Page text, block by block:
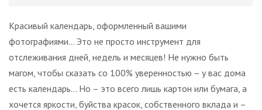
Красивый календарь, оформленный вашими
фотографиями… Это не просто инструмент для
отслеживания дней, недель и месяцев! Не нужно быть
магом, чтобы сказать со 100% уверенностью – у вас дома
есть календарь… Но – это всего лишь картон или бумага, а
хочется яркости, буйства красок, собственного вклада и –